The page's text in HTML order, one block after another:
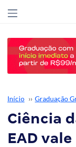
Início ›› Graduação
Ciência
EAD